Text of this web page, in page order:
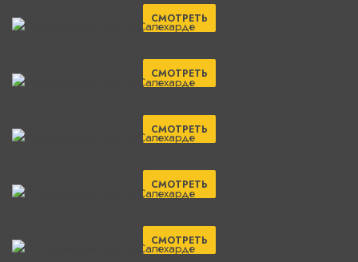
СМОТРЕТЬ
СМОТРЕТЬ
СМОТРЕТЬ
СМОТРЕТЬ
СМОТРЕТЬ